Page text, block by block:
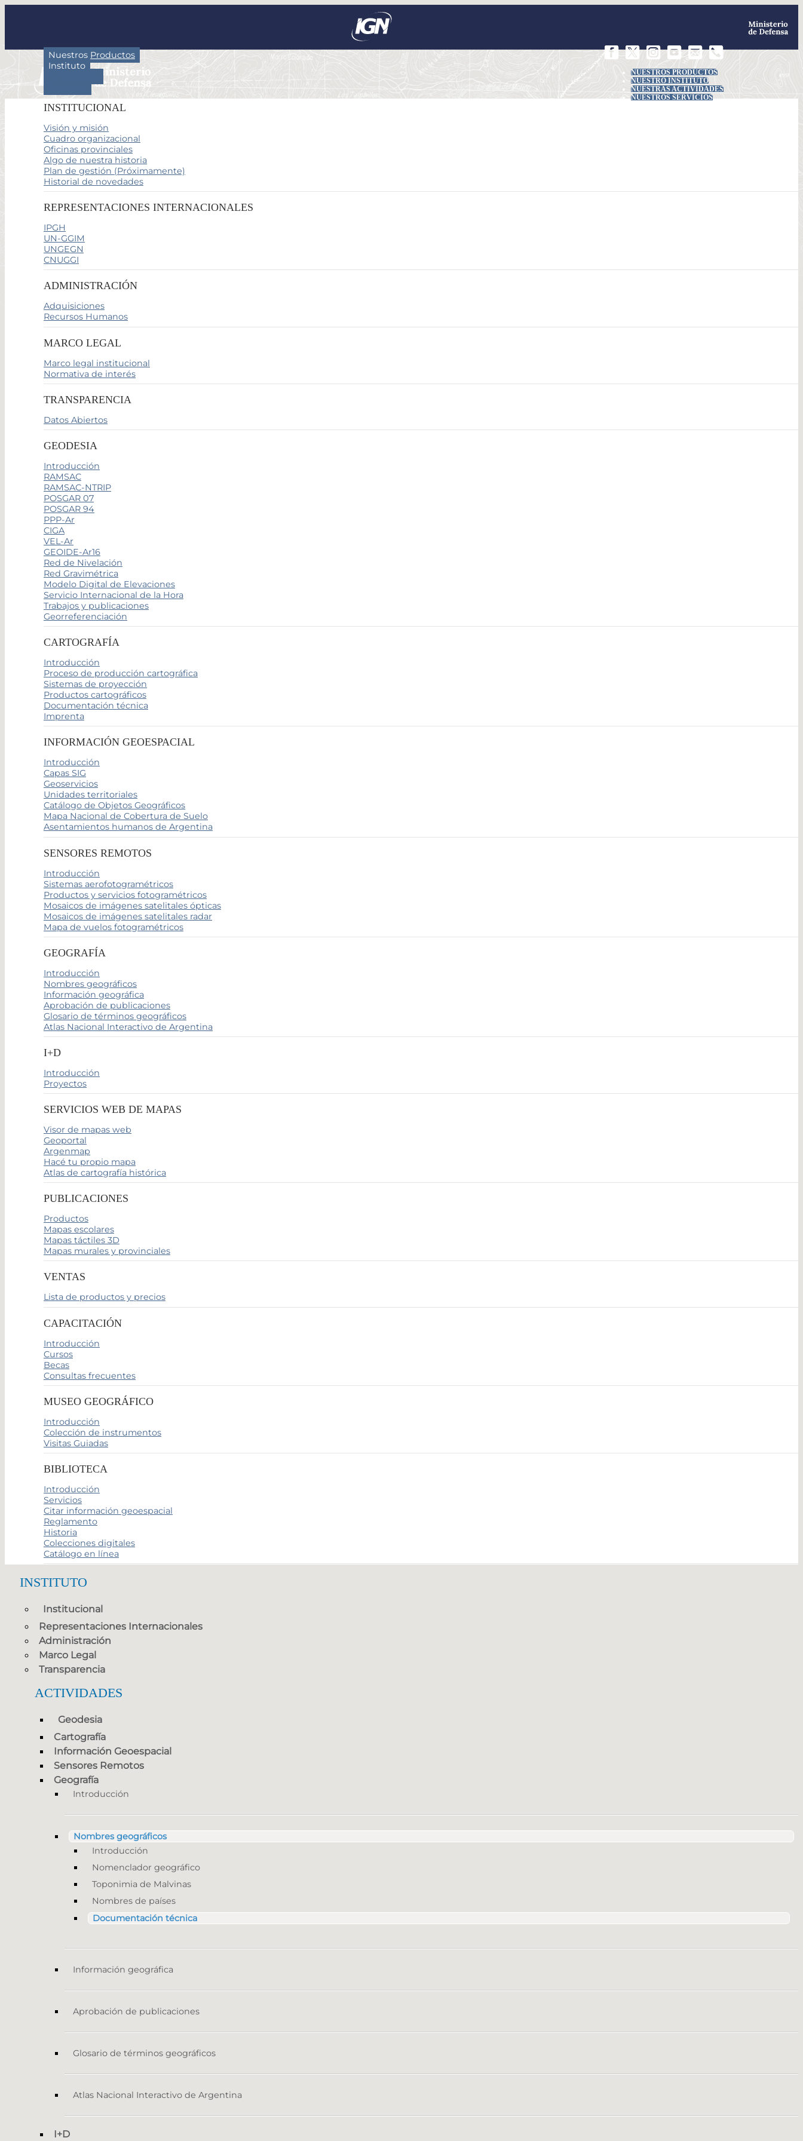
NUESTROS PRODUCTOS
NUESTRO INSTITUTO
NUESTRAS ACTIVIDADES
NUESTROS SERVICIOS
Nuestros Productos
Instituto
INSTITUCIONAL
Visión y misión
Cuadro organizacional
Oficinas provinciales
Algo de nuestra historia
Plan de gestión (Próximamente)
Historial de novedades
REPRESENTACIONES INTERNACIONALES
IPGH
UN-GGIM
UNGEGN
CNUGGI
ADMINISTRACIÓN
Adquisiciones
Recursos Humanos
MARCO LEGAL
Marco legal institucional
Normativa de interés
TRANSPARENCIA
Datos Abiertos
GEODESIA
Introducción
RAMSAC
RAMSAC-NTRIP
POSGAR 07
POSGAR 94
PPP-Ar
CIGA
VEL-Ar
GEOIDE-Ar16
Red de Nivelación
Red Gravimétrica
Modelo Digital de Elevaciones
Servicio Internacional de la Hora
Trabajos y publicaciones
Georreferenciación
CARTOGRAFÍA
Introducción
Proceso de producción cartográfica
Sistemas de proyección
Productos cartográficos
Documentación técnica
Imprenta
INFORMACIÓN GEOESPACIAL
Introducción
Capas SIG
Geoservicios
Unidades territoriales
Catálogo de Objetos Geográficos
Mapa Nacional de Cobertura de Suelo
Asentamientos humanos de Argentina
SENSORES REMOTOS
Introducción
Sistemas aerofotogramétricos
Productos y servicios fotogramétricos
Mosaicos de imágenes satelitales ópticas
Mosaicos de imágenes satelitales radar
Mapa de vuelos fotogramétricos
GEOGRAFÍA
Introducción
Nombres geográficos
Información geográfica
Aprobación de publicaciones
Glosario de términos geográficos
Atlas Nacional Interactivo de Argentina
I+D
Introducción
Proyectos
SERVICIOS WEB DE MAPAS
Visor de mapas web
Geoportal
Argenmap
Hacé tu propio mapa
Atlas de cartografía histórica
PUBLICACIONES
Productos
Mapas escolares
Mapas táctiles 3D
Mapas murales y provinciales
VENTAS
Lista de productos y precios
CAPACITACIÓN
Introducción
Cursos
Becas
Consultas frecuentes
MUSEO GEOGRÁFICO
Introducción
Colección de instrumentos
Visitas Guiadas
BIBLIOTECA
Introducción
Servicios
Citar información geoespacial
Reglamento
Historia
Colecciones digitales
Catálogo en línea
INSTITUTO
Institucional
Representaciones Internacionales
Administración
Marco Legal
Transparencia
ACTIVIDADES
Geodesia
Cartografía
Información Geoespacial
Sensores Remotos
Geografía
Introducción
Nombres geográficos
Introducción
Nomenclador geográfico
Toponimia de Malvinas
Nombres de países
Documentación técnica
Información geográfica
Aprobación de publicaciones
Glosario de términos geográficos
Atlas Nacional Interactivo de Argentina
I+D